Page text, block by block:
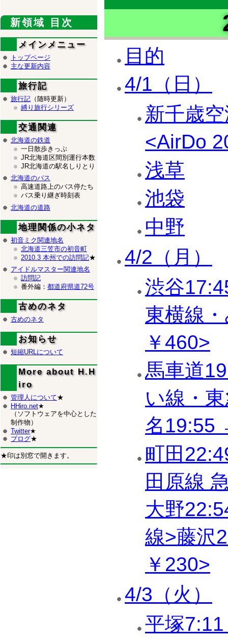
目的
4/1（日）
新千歳
<AirDo
浅草
池袋
中野
4/2（月）
渋谷
東横線
￥460>
馬車道
い線・
名19:55
町田
田原線
大野
線>藤沢
￥230>
4/3（火）
平塚
新領域 目次
メインメニュー
トップページ
主な更新内容
旅行記
旅行記 （随時更新）
縛り旅行シリーズ
交通関連
北海道の鉄道
一日散歩きっぷ
JR北海道区間別運行本数
JR北海道の駅名しりとり
北海道のバス
高速道路上のバス停たち
バス乗り継ぎ時刻表
北海道の道路
地理関係の小ネタ
初音ミク関連地名
北海道三笠市の初音町
2010.3 本州での訪問記★
アイドルマスター関連地名
訪問記
番外編： 都道府県道72号
古めのネタ
古めのネタ
お知らせ
短縮URLについて
More about H.H
iro
管理人について★
HHiro.net★
（ソフトウェアを中心とした
制作物）
Twitter★
ブログ★
★印は別窓で開きます。